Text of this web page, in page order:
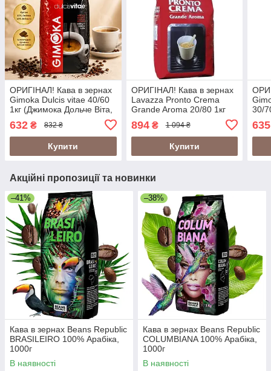
ОРИГІНАЛ! Кава в зернах
Gimoka Dulcis vitae 40/60
1кг (Джимока Дольче Віта,
Gimoka Dolce Vita, Gimoka
Dulcisvitae), Італія
632 ₴ 832 ₴
Купити
ОРИГІНАЛ! Кава в зернах
Lavazza Pronto Crema
Grande Aroma 20/80 1кг
Лавацца Пронто крема)
894₴ 1 094 ₴
Купити
30/
635
Акційні пропозиції та новинки
–41%
Кава в зернах Beans Republic
BRASILEIRO 100% Арабіка,
1000г
В наявності
–38%
Кава в зернах Beans Republic
COLUMBIANA 100% Арабіка,
1000г
В наявності